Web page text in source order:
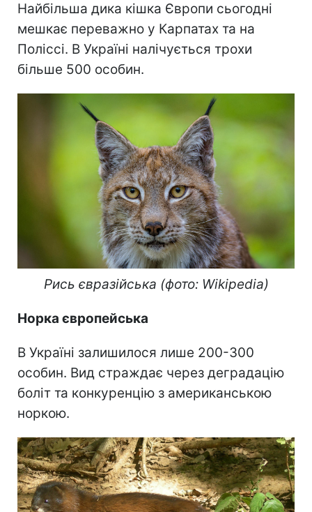
Найбільша дика кішка Європи сьогодні
мешкає переважно у Карпатах та на
Поліссі. В Україні налічується трохи
більше 500 особин.
Рись євразійська (фото: Wikipedia)
Норка європейська
В Україні залишилося лише 200-300
особин. Вид страждає через деградацію
боліт та конкуренцію з американською
норкою.